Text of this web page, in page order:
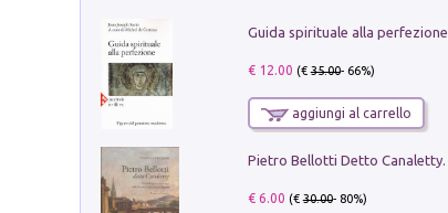
Guida spirituale alla perfezione
€ 12.00 (€35.00- 66%)
aggiungi al carrello
€ 6.00 (€30.00- 80%)